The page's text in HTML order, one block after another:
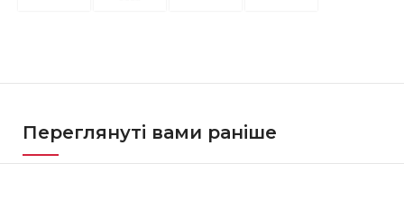
Переглянуті вами раніше